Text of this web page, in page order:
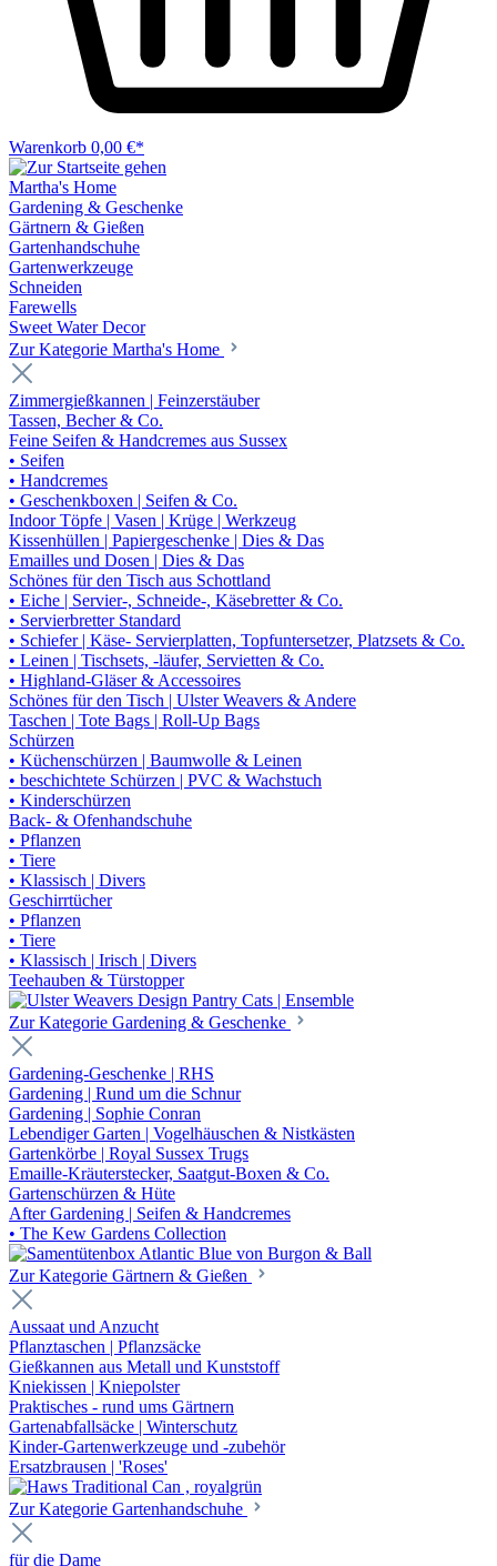
Warenkorb 0,00 €*
Martha's Home
Gardening & Geschenke
Gärtnern & Gießen
Gartenhandschuhe
Gartenwerkzeuge
Schneiden
Farewells
Sweet Water Decor
Zur Kategorie Martha's Home
Zimmergießkannen | Feinzerstäuber
Tassen, Becher & Co.
Feine Seifen & Handcremes aus Sussex
• Seifen
• Handcremes
• Geschenkboxen | Seifen & Co.
Indoor Töpfe | Vasen | Krüge | Werkzeug
Kissenhüllen | Papiergeschenke | Dies & Das
Emailles und Dosen | Dies & Das
Schönes für den Tisch aus Schottland
• Eiche | Servier-, Schneide-, Käsebretter & Co.
• Servierbretter Standard
• Schiefer | Käse- Servierplatten, Topfuntersetzer, Platzsets & Co.
• Leinen | Tischsets, -läufer, Servietten & Co.
• Highland-Gläser & Accessoires
Schönes für den Tisch | Ulster Weavers & Andere
Taschen | Tote Bags | Roll-Up Bags
Schürzen
• Küchenschürzen | Baumwolle & Leinen
• beschichtete Schürzen | PVC & Wachstuch
• Kinderschürzen
Back- & Ofenhandschuhe
• Pflanzen
• Tiere
• Klassisch | Divers
Geschirrtücher
• Pflanzen
• Tiere
• Klassisch | Irisch | Divers
Teehauben & Türstopper
Zur Kategorie Gardening & Geschenke
Gardening-Geschenke | RHS
Gardening | Rund um die Schnur
Gardening | Sophie Conran
Lebendiger Garten | Vogelhäuschen & Nistkästen
Gartenkörbe | Royal Sussex Trugs
Emaille-Kräuterstecker, Saatgut-Boxen & Co.
Gartenschürzen & Hüte
After Gardening | Seifen & Handcremes
• The Kew Gardens Collection
Zur Kategorie Gärtnern & Gießen
Aussaat und Anzucht
Pflanztaschen | Pflanzsäcke
Gießkannen aus Metall und Kunststoff
Kniekissen | Kniepolster
Praktisches - rund ums Gärtnern
Gartenabfallsäcke | Winterschutz
Kinder-Gartenwerkzeuge und -zubehör
Ersatzbrausen | 'Roses'
Zur Kategorie Gartenhandschuhe
für die Dame